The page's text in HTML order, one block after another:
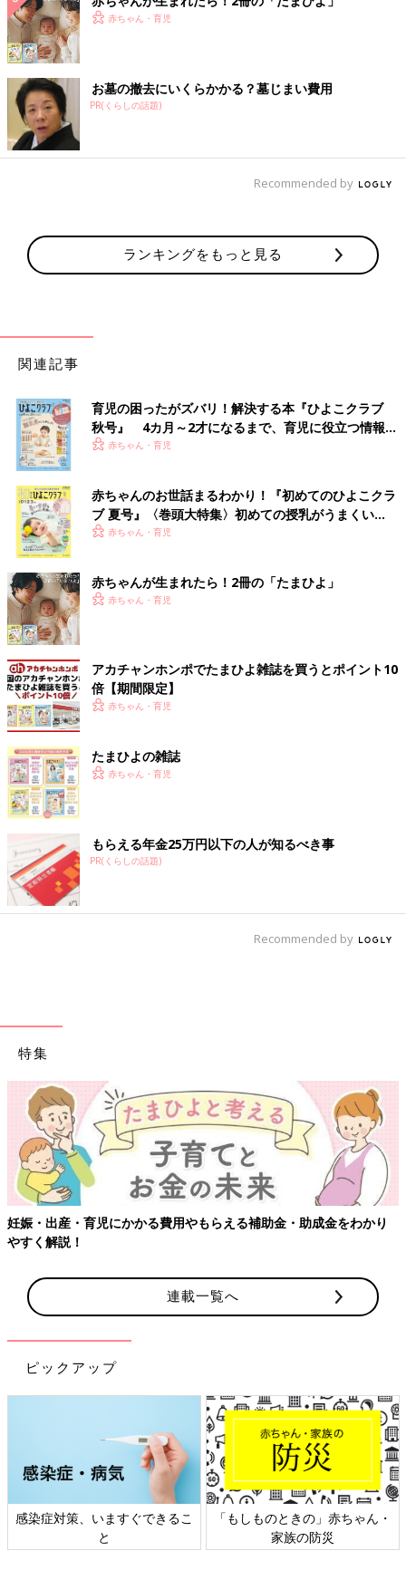
赤ちゃん・育児
お墓の撤去にいくらかかる？墓じまい費用
PR(くらしの話題)
Recommended by
ランキングをもっと見る
関連記事
育児の困ったがズバリ！解決する本『ひよこクラブ
秋号』 4カ月～2才になるまで、育児に役立つ情報が
いっぱい！
赤ちゃん・育児
赤ちゃんのお世話まるわかり！『初めてのひよこクラ
ブ 夏号』〈巻頭大特集〉初めての授乳がうまくい
く！ おっぱい・ミルクの基本と夏のトラブル 解決テ
赤ちゃん・育児
赤ちゃんが生まれたら！2冊の「たまひよ」
赤ちゃん・育児
アカチャンホンポでたまひよ雑誌を買うとポイント10
倍【期間限定】
赤ちゃん・育児
たまひよの雑誌
赤ちゃん・育児
もらえる年金25万円以下の人が知るべき事
PR(くらしの話題)
Recommended by
特集
金・助成金をわかり 【ワクチン接種できるものも】妊婦の感染
連載一覧へ
ピックアップ
しものときの」赤ちゃん・
家族の防災
日本外来小児科学会リーフレッ
ト検討会
六